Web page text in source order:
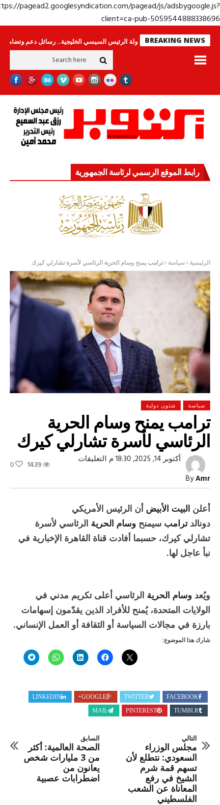
https://pagead2.googlesyndication.com/pagead/js/
client=ca-pub-
BREAKING NEWS
لا ينامون جولة الرئيس السيسي الخليجية.. رسائل دعم وتضامن للأشقاء
رابط الموقع الرسمي لرئاسة الجمهورية
الرئيسية سياسة ترامب يمنح وسام الحرية الرئاسي لأسرة تشارلي كيرك
سياسة شئون دولية
ترامب يمنح وسام الحرية
الرئاسي لأسرة تشارلي كيرك
ByAmr
أكتوبر 14, 2025, 18:30 م التعليقاتعلى
الحرية
لأسرة
تشارلي
كيرك
مغلقة
1439
0
أعلنالبيت الأبيضأن الرئيس الأمريكي
دونالدترامبسيمنحوسام الحريةالرئاسي لأسرة
تشارلي كيرك، حسبما أفادت قناة القاهرة الإخبارية في
نبأ عاجل لها.
ويُعدوسام الحريةالرئاسي أعلى تكريم مدني في
الولايات المتحدة، يُمنح للأفراد الذين يقدّمون إسهامات
بارزة في مجالات السياسة أو الثقافة أو العمل الإنساني.
شارك هذا الموضوع:
FACEBOOK
TWITTER
GOOGLE+
LINKEDIN
TUMBLR
PINTEREST
MAIL
السابق
الصحة العالمية: أكثر
من 3 مليارات شخص
يعانون من
اضطرابات عصبية
التالي
مجلس الوزراء
السعودي: نتطلع لأن
تسهم قمة شرم
الشيخ في رفع
المعاناة عن الشعب
الفلسطيني